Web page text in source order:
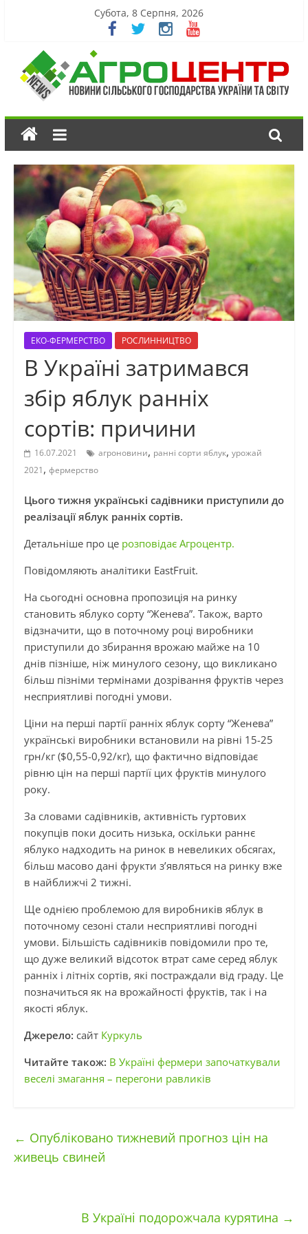
Субота, 8 Серпня, 2026
ЕКО-ФЕРМЕРСТВО РОСЛИННИЦТВО
В Україні затримався
збір яблук ранніх
сортів: причини
16.07.2021 агроновини, ранні сорти яблук, урожай
2021, фермерство
Цього тижня українські садівники приступили до
реалізації яблук ранніх сортів.
Детальніше про це розповідає Агроцентр.
Повідомляють аналітики EastFruit.
На сьогодні основна пропозиція на ринку
становить яблуко сорту “Женева”. Також, варто
відзначити, що в поточному році виробники
приступили до збирання врожаю майже на 10
днів пізніше, ніж минулого сезону, що викликано
більш пізніми термінами дозрівання фруктів через
несприятливі погодні умови.
Ціни на перші партії ранніх яблук сорту “Женева”
українські виробники встановили на рівні 15-25
грн/кг ($0,55-0,92/кг), що фактично відповідає
рівню цін на перші партії цих фруктів минулого
року.
За словами садівників, активність гуртових
покупців поки досить низька, оскільки раннє
яблуко надходить на ринок в невеликих обсягах,
більш масово дані фрукти з’являться на ринку вже
в найближчі 2 тижні.
Ще однією проблемою для виробників яблук в
поточному сезоні стали несприятливі погодні
умови. Більшість садівників повідомили про те,
що дуже великий відсоток втрат саме серед яблук
ранніх і літніх сортів, які постраждали від граду. Це
позначиться як на врожайності фруктів, так і на
якості яблук.
Джерело: сайт Куркуль
Читайте також: В Україні фермери започаткували
веселі змагання – перегони равликів
← Опубліковано тижневий прогноз цін на
живець свиней
В Україні подорожчала курятина →